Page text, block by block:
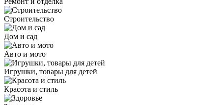
Строительство
Дом и сад
Авто и мото
Игрушки, товары для детей
Красота и стиль